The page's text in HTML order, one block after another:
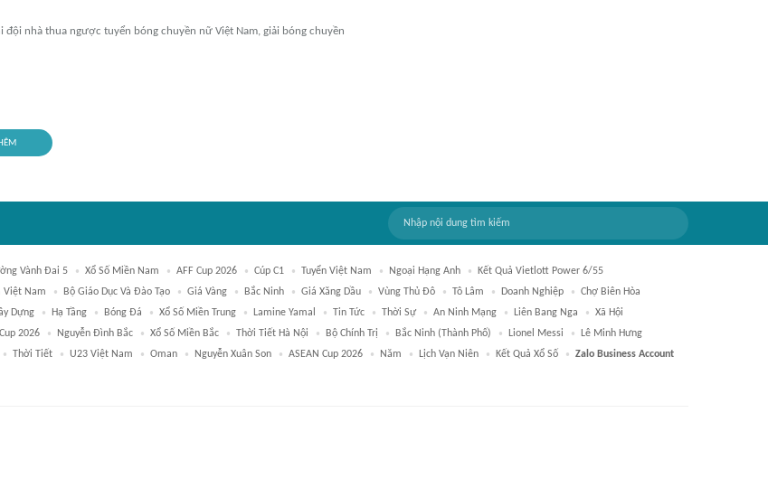
đội nhà thua ngược tuyển bóng chuyền nữ Việt Nam, giải bóng chuyền
Vành Đai 5 Xổ Số Miền Nam AFF Cup 2026 Cúp C1 Tuyển Việt Nam Ngoại Hạng Anh
Kết Quả Vietlott Power 6/55
Việt Nam Bộ Giáo Dục Và Đào Tạo Giá Vàng Bắc Ninh Giá Xăng Dầu Vùng Thủ Đô Tô Lâm Doanh Nghiệp
Chợ Biên Hòa
Dựng Hạ Tầng Bóng Đá Xổ Số Miền Trung Lamine Yamal Tin Tức Thời Sự An Ninh Mạng Liên Bang Nga
Xã Hội
2026 Nguyễn Đình Bắc Xổ Số Miền Bắc Thời Tiết Hà Nội Bộ Chính Trị Bắc Ninh (thành Phố) Lionel Messi
Lê Minh Hưng
Thời Tiết U23 Việt Nam Oman Nguyễn Xuân Son ASEAN Cup 2026 Năm Lịch Vạn Niên Kết Quả Xổ Số
Zalo Business Account